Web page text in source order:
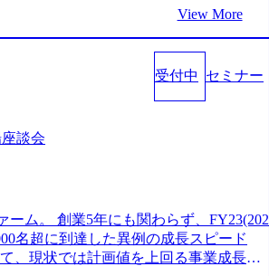
置きながら、他領域にもチャレンジで
スキップもあり） ・週に1度のアサイン
検討してもらえる。結果、なりたいキ
らえる ・シンプレクスというテクノロ
視点からも協業しクライアントへ価値
を選べる ここ1年で社員数60名⇒100
も約170％アップ）と急成長中のファ
秀な上司の近くで働けるチャンスも多
ロジェクトによる自己成長機会が多
関わらず、外資系戦略コンサルティン
ームをはじめ、メーカー、ITベンチャ
分まで、始業・終業時刻の繰り上げ・
き5日まで取得でき、1時間単位で取得
富山事業所の近くに、白風寮と青風寮
方が入居可能です。 ＜入居基準＞ ・
無いため、条件を満たす方には住宅手
は、一般賃貸物件を従業員が契約し、
(火) 19:00～20:00 2026年8月13日(木) 1
会社説明会を実施予定です。 ● 求人名
ア(製造・生産工程の管理業務) ※主任
造装置の生産エンジニア(製造・生産工
M&Aや財務アドバイザリーなどの専門
が提供される 主担当成約で10件以上あ
の年収となる 内訳としては個人インセ
下を育成活躍させるためのナレッジシ
して動く組織風土がある 2026年8月18
務内容、実際の働き方について詳しく
で、幅広く業界の情報を集めたい 働く
歓迎です。お気軽にご参加ください。
ます。 是非、説明会にてお話できる
アンケート回答をお願いいたします。
View More
受付中 セミナー
談会
ーム。 創業5年にも関わらず、FY23(202
名超に到達した異例の成長スピード
、現状では計画値を上回る事業成⻑を